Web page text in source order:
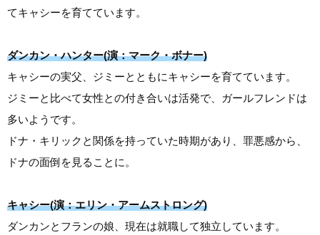
てキャシーを育てています。
ダンカン・ハンター(演：マーク・ボナー)
キャシーの実父、ジミーとともにキャシーを育てています。
ジミーと比べて女性との付き合いは活発で、ガールフレンドは
多いようです。
ドナ・キリックと関係を持っていた時期があり、罪悪感から、
ドナの面倒を見ることに。
キャシー(演：エリン・アームストロング)
ダンカンとフランの娘、現在は就職して独立しています。